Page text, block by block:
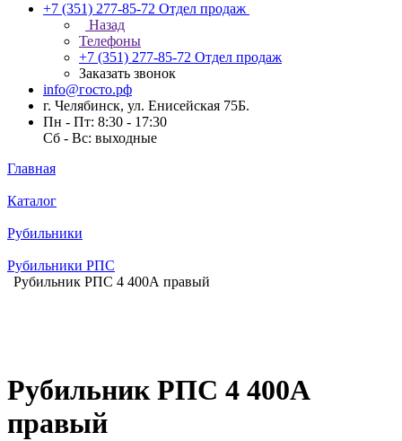
+7 (351) 277-85-72 Отдел продаж
Назад
Телефоны
+7 (351) 277-85-72 Отдел продаж
Заказать звонок
info@госто.рф
г. Челябинск, ул. Енисейская 75Б.
Пн - Пт: 8:30 - 17:30
Сб - Вс: выходные
Главная
Каталог
Рубильники
Рубильники РПС
Рубильник РПС 4 400А правый
Рубильник РПС 4 400А
правый